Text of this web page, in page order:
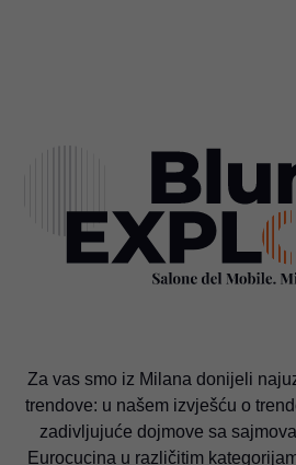
Za vas smo iz Milana donijeli
trendove: u našem izvješću o
zadivljujuće dojmove sa
Eurocucina u različitim